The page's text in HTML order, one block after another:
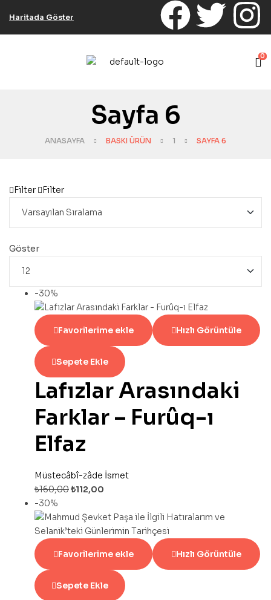
Haritada Göster
0
Sayfa 6
ANASAYFA BASKI ÜRÜN 1 SAYFA 6
Filter Filter
Göster
-30%
Favorilerime ekle Hızlı Görüntüle
Sepete Ekle
Lafızlar Arasındaki
Farklar – Furûq-ı
Elfaz
Müstecâbî-zâde İsmet
₺160,00₺112,00
-30%
Favorilerime ekle Hızlı Görüntüle
Sepete Ekle